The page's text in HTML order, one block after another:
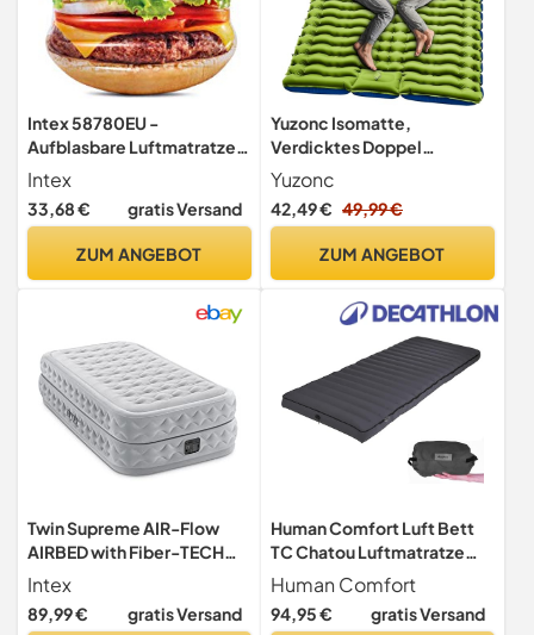
Intex 58780EU -
Aufblasbare Luftmatratze
Hamburger, Vinyl,
Mehrfarbig, 135x127x23 cm
Intex
33,68 € gratis Versand
ZUM ANGEBOT
Yuzonc Isomatte,
Verdicktes Doppel
Camping Matratze,
Ultraleicht Luftmatratze
Camping für 2 Personen
Kissen für Outdoor
Yuzonc
42,49 € 49,99 €
ZUM ANGEBOT
Twin Supreme AIR-Flow
AIRBED with Fiber-TECH
BIP
Intex
89,99 € gratis Versand
Human Comfort Luft Bett
TC Chatou Luftmatratze
Camping – Aufblasbare
Isomatte 203x80x13 cm –
Komfort Luftbett für
Human Comfort
94,95 € gratis Versand